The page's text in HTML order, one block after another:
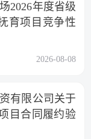
2026年度省级
育项目竞争性
2026-08-08
有限公司关于
目合同履约验